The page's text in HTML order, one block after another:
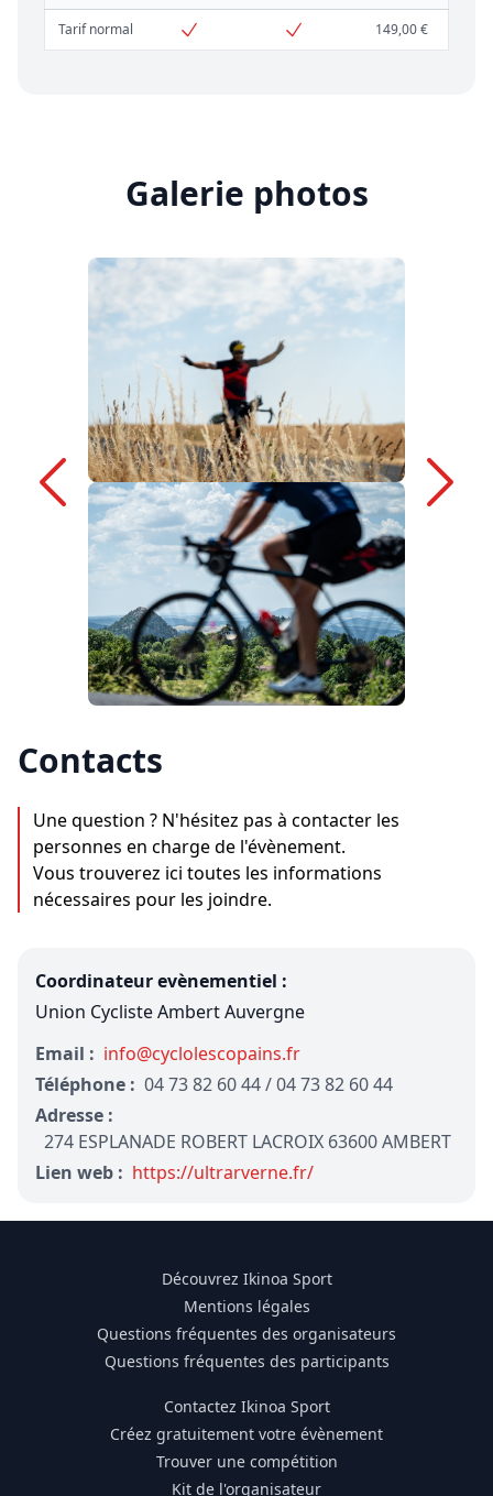
Tarif normal 149,00 €
Galerie photos
Contacts
Une question ? N'hésitez pas à contacter les
personnes en charge de l'évènement.
Vous trouverez ici toutes les informations
nécessaires pour les joindre.
Coordinateur evènementiel :
Union Cycliste Ambert Auvergne
Email : info@cyclolescopains.fr
Téléphone : 04 73 82 60 44 / 04 73 82 60 44
Adresse :
274 ESPLANADE ROBERT LACROIX 63600 AMBERT
Lien web : https://ultrarverne.fr/
Découvrez Ikinoa Sport
Mentions légales
Questions fréquentes des organisateurs
Questions fréquentes des participants
Contactez Ikinoa Sport
Créez gratuitement votre évènement
Trouver une compétition
Kit de l'organisateur